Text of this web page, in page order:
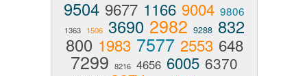
9504 9677 1166 9004 9806
1363 1506 3690 2982 9288 832
800 1983 7577 2553 648
7299 8216 4656 6005 6370